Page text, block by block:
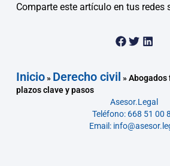
Comparte este artículo en tus redes
Inicio» Derecho civil »Abogados
plazos clave y pasos
Asesor.Legal
Teléfono: 668 51 00
Email: